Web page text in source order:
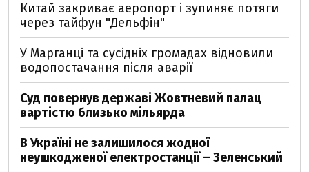
Китай закриває аеропорт і зупиняє потяги
через тайфун "Дельфін"
У Марганці та сусідніх громадах відновили
водопостачання після аварії
Суд повернув державі Жовтневий палац
вартістю близько мільярда
В Україні не залишилося жодної
неушкодженої електростанції – Зеленський